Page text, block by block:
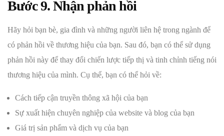
Bước 9. Nhận phản hồi
Hãy hỏi bạn bè, gia đình và những người liên hệ trong ngành để
có phản hồi về thương hiệu của bạn. Sau đó, bạn có thể sử dụng
phản hồi này để thay đổi chiến lược tiếp thị và tinh chỉnh tiếng nói
thương hiệu của mình. Cụ thể, bạn có thể hỏi về:
Cách tiếp cận truyền thông xã hội của bạn
Sự xuất hiện chuyên nghiệp của website và blog của bạn
Giá trị sản phẩm và dịch vụ của bạn